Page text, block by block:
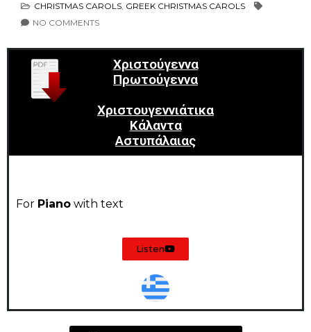
CHRISTMAS CAROLS, GREEK CHRISTMAS CAROLS
NO COMMENTS
Χριστούγεννα
Πρωτούγεννα
Χριστουγεννιάτικα
Κάλαντα
Αστυπάλαιας
For Piano with text
Listen